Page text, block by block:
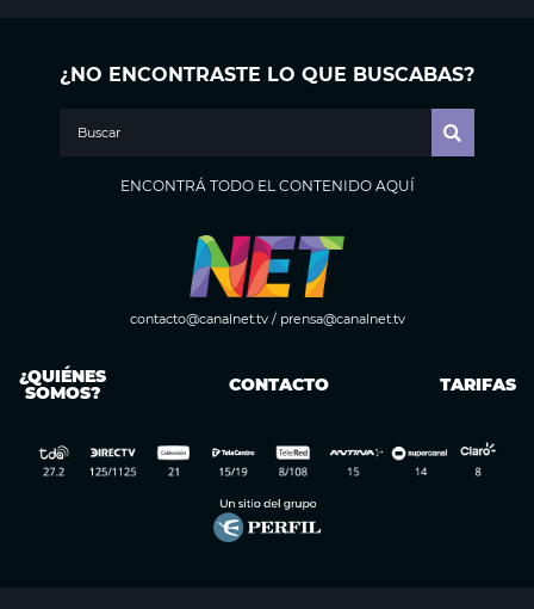
¿NO ENCONTRASTE LO QUE BUSCABAS?
ENCONTRÁ TODO EL CONTENIDO AQUÍ
contacto@canalnet.tv/ prensa@canalnet.tv
¿QUIÉNES
SOMOS? CONTACTO TARIFAS